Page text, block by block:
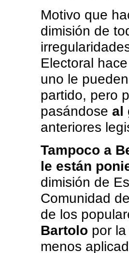
Motivo que
dimisión de
Electoral
uno le
partido, pero
pasándose al
anteriores
Tampoco a
le están
dimisión de
Comunidad
de los
Bartolo por
menos